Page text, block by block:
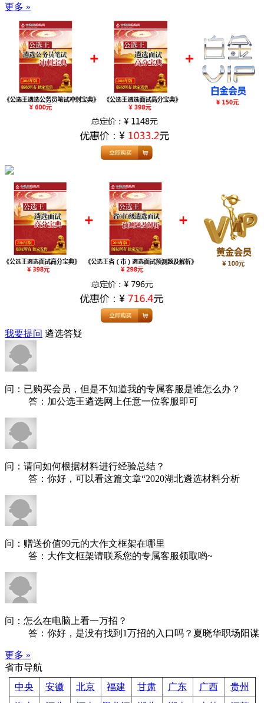
更多 »
我要提问 遴选答疑
问：已购买会员，但是不知道我的专属客服是谁怎么办？
答：加公选王遴选网上任意一位客服即可
问：请问如何根据材料进行经验总结？
答：你好，可以看这篇文章“2020湖北遴选材料分析
问：赠送价值99元的大作文框架在哪里
答：大作文框架请联系您的专属客服领取哟~
问：怎么在电脑上看一万招？
答：你好，是没有找到1万招的入口吗？夏晓华职场阳谋
更多 »
省市导航
中央
安徽 北京 福建 甘肃 广东 广西
贵州